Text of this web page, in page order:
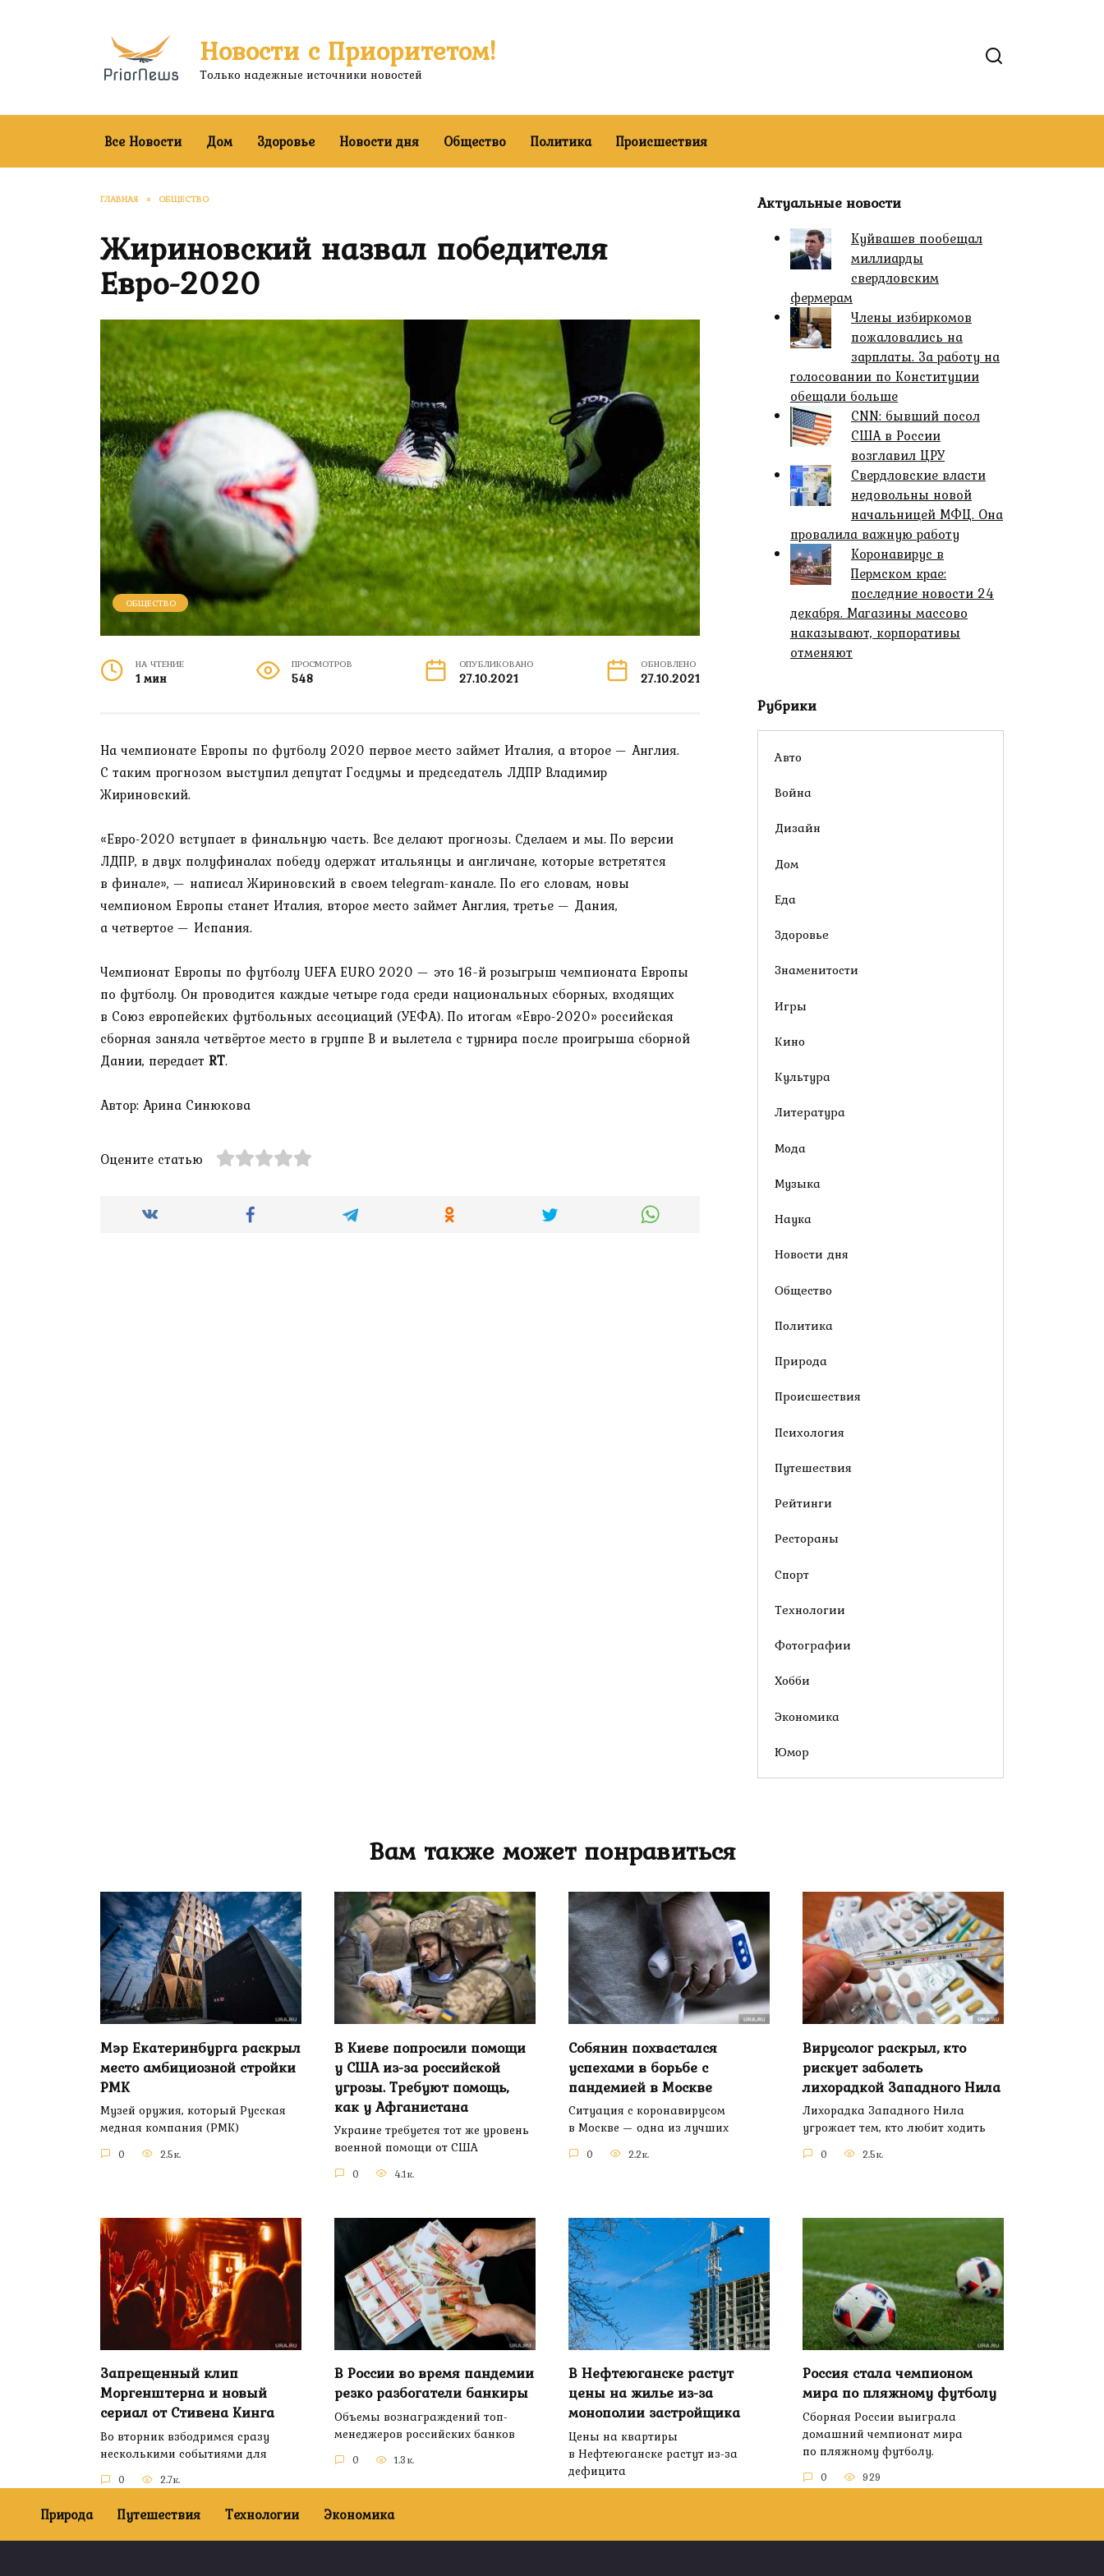
Новости с Приоритетом!
Только надежные источники новостей
Все Новости Дом Здоровье Новости дня Общество Политика Происшествия
ГЛАВНАЯ » ОБЩЕСТВО
Жириновский назвал победителя
Евро-2020
ОБЩЕСТВО
НА ЧТЕНИЕ
1 мин
ПРОСМОТРОВ
548
ОПУБЛИКОВАНО
27.10.2021
ОБНОВЛЕНО
27.10.2021
На чемпионате Европы по футболу 2020 первое место займет Италия, а второе — Англия.
С таким прогнозом выступил депутат Госдумы и председатель ЛДПР Владимир
Жириновский.
«Евро-2020 вступает в финальную часть. Все делают прогнозы. Сделаем и мы. По версии
ЛДПР, в двух полуфиналах победу одержат итальянцы и англичане, которые встретятся
в финале», — написал Жириновский в своем telegram-канале. По его словам, новы
чемпионом Европы станет Италия, второе место займет Англия, третье — Дания,
а четвертое — Испания.
Чемпионат Европы по футболу UEFA EURO 2020 — это 16-й розыгрыш чемпионата Европы
по футболу. Он проводится каждые четыре года среди национальных сборных, входящих
в Союз европейских футбольных ассоциаций (УЕФА). По итогам «Евро-2020» российская
сборная заняла четвёртое место в группе B и вылетела с турнира после проигрыша сборной
Дании, передает RT.
Автор: Арина Синюкова
Оцените статью
Актуальные новости
Куйвашев пообещал
миллиарды
свердловским
фермерам
Члены избиркомов
пожаловались на
зарплаты. За работу на
голосовании по Конституции
обещали больше
CNN: бывший посол
США в России
возглавил ЦРУ
Свердловские власти
недовольны новой
начальницей МФЦ. Она
провалила важную работу
Коронавирус в
Пермском крае:
последние новости 24
декабря. Магазины массово
наказывают, корпоративы
отменяют
Рубрики
Авто
Война
Дизайн
Дом
Еда
Здоровье
Знаменитости
Игры
Кино
Культура
Литература
Мода
Музыка
Наука
Новости дня
Общество
Политика
Природа
Происшествия
Психология
Путешествия
Рейтинги
Рестораны
Спорт
Технологии
Фотографии
Хобби
Экономика
Юмор
Вам также может понравиться
Мэр Екатеринбурга раскрыл
место амбициозной стройки
РМК
Музей оружия, который Русская
медная компания (РМК)
0 2.5к.
В Киеве попросили помощи
у США из-за российской
угрозы. Требуют помощь,
как у Афганистана
Украине требуется тот же уровень
военной помощи от США
0 4.1к.
Собянин похвастался
успехами в борьбе с
пандемией в Москве
Ситуация с коронавирусом
в Москве — одна из лучших
0 2.2к.
Вирусолог раскрыл, кто
рискует заболеть
лихорадкой Западного Нила
Лихорадка Западного Нила
угрожает тем, кто любит ходить
0 2.5к.
Запрещенный клип
Моргенштерна и новый
сериал от Стивена Кинга
Во вторник взбодримся сразу
несколькими событиями для
0 2.7к.
В России во время пандемии
резко разбогатели банкиры
Объемы вознаграждений топ-
менеджеров российских банков
0 1.3к.
В Нефтеюганске растут
цены на жилье из-за
монополии застройщика
Цены на квартиры
в Нефтеюганске растут из-за
дефицита
Россия стала чемпионом
мира по пляжному футболу
Сборная России выиграла
домашний чемпионат мира
по пляжному футболу.
0 929
Природа Путешествия Технологии Экономика